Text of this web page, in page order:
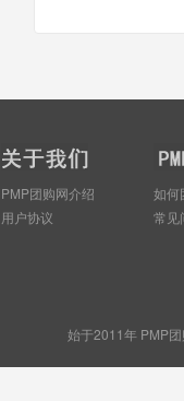
PMP团购网介绍
用户协议
如何
常见
始于2011年 PMP